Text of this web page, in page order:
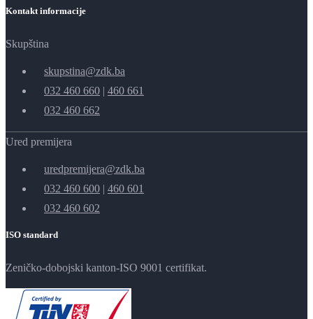
Kontakt informacije
Skupština
skupstina@zdk.ba
032 460 660 | 460 661
032 460 662
Ured premijera
uredpremijera@zdk.ba
032 460 600 | 460 601
032 460 602
ISO standard
Zeničko-dobojski kanton-ISO 9001 certifikat.